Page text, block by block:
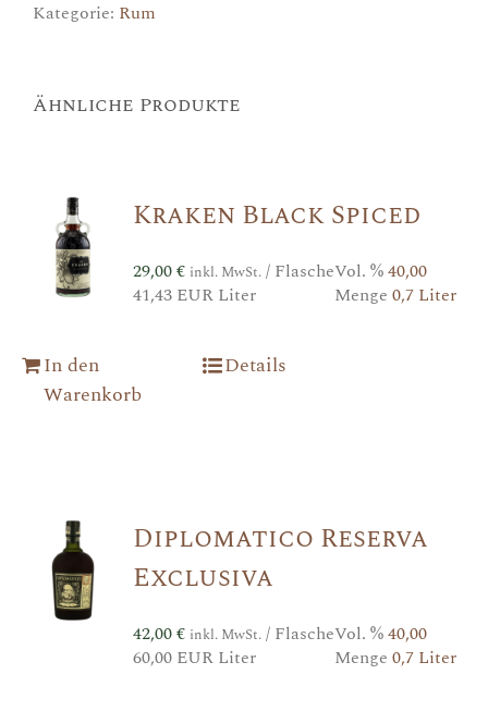
Kategorie: Rum
Ähnliche Produkte
Kraken Black Spiced
29,00€ inkl. MwSt./ Flasche
41,43 EUR Liter
Vol. %40,00
Menge 0,7 Liter
In den
Warenkorb
Details
Diplomatico Reserva
Exclusiva
42,00€ inkl. MwSt./ Flasche
60,00 EUR Liter
Vol. %40,00
Menge 0,7 Liter